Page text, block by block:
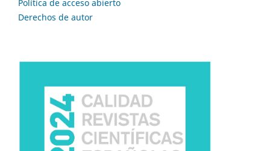
Política de acceso abierto
Derechos de autor